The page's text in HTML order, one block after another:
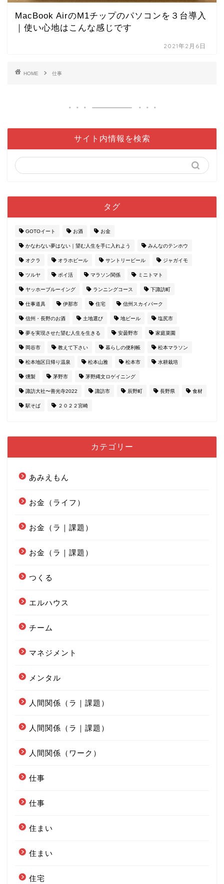
MacBook AirのM1チップのパソコンを３台導入
｜使い心地はこんな感じです
2021年2月6日
HOME 仕事
サイト内情報を検索
タグ
GOTOイート お酒 お金
かなわない夢はない｜望む人生を手に入れよう みんなのテンホウ
オクラ オラホビール サントリービール ジャガイモ
ツルヤ ポイ活 マラソン関係 ミニトマト
ヤッホーブルーイング ランニングコース 下諏訪町
仕事道具 伊那市 住宅 信州スカイパーク
信州・長野のお酒 土地選び 地ビール 塩尻市
夢を実現させた望む人生を生きる 安曇野市 家庭菜園
岡谷市 教えて下さい 暮らしの便利帳 松本マラソン
松本地区日帰り温泉 松本山雅 松本市 水耕栽培
燻製 茅野市 茅野縄文ロゲイニング
諏訪大社〜善光寺2022 諏訪市 辰野町 長野県 食材
駅そば ２０２２宮崎
カテゴリー
あみえもん
お金（ライフ）
お金（ラ｜課題）
お金（ラ｜課題）
つくる
エルハウス
チーム
マネジメント
メンタル
人間関係（ラ｜課題）
人間関係（ラ｜課題）
人間関係（ワーク）
仕事
仕事
住まい
住まい
住宅